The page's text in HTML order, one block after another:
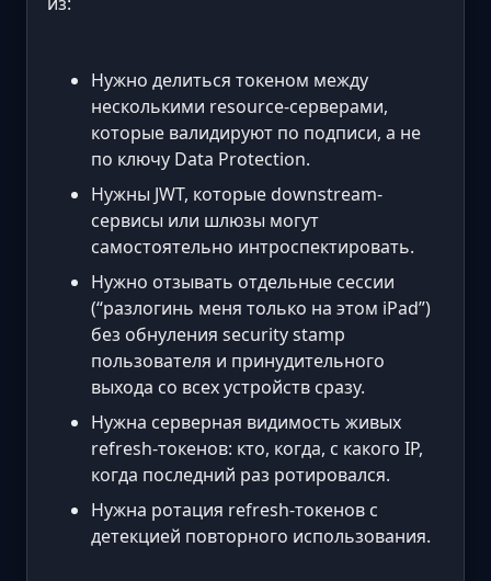
Нужно делиться токеном между
несколькими resource-серверами,
которые валидируют по подписи, а не
по ключу Data Protection.
Нужны JWT, которые downstream-
сервисы или шлюзы могут
самостоятельно интроспектировать.
Нужно отзывать отдельные сессии
(“разлогинь меня только на этом iPad”)
без обнуления security stamp
пользователя и принудительного
выхода со всех устройств сразу.
Нужна серверная видимость живых
refresh-токенов: кто, когда, с какого IP,
когда последний раз ротировался.
Нужна ротация refresh-токенов с
детекцией повторного использования.